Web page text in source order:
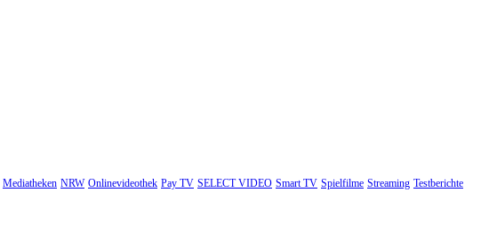
Mediatheken NRW Onlinevideothek Pay TV SELECT VIDEO Smart TV Spielfilme Streaming Testberichte